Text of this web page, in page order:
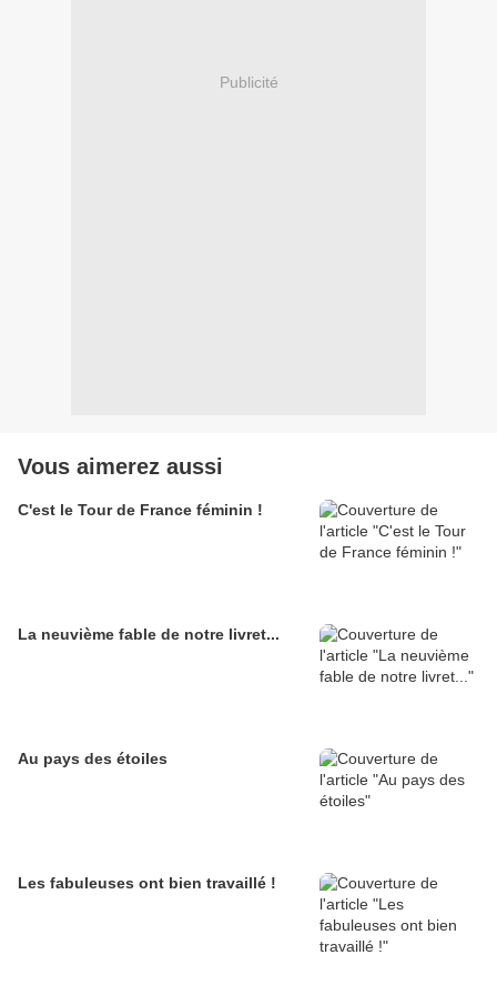
Publicité
Vous aimerez aussi
C'est le Tour de France féminin !
La neuvième fable de notre livret...
Au pays des étoiles
Les fabuleuses ont bien travaillé !